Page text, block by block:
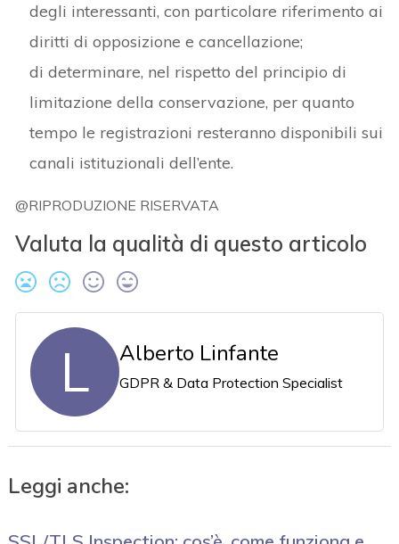
degli interessanti, con particolare riferimento ai
diritti di opposizione e cancellazione;
di determinare, nel rispetto del principio di
limitazione della conservazione, per quanto
tempo le registrazioni resteranno disponibili sui
canali istituzionali dell’ente.
@RIPRODUZIONE RISERVATA
Valuta la qualità di questo articolo
L Alberto Linfante
GDPR & Data Protection Specialist
Leggi anche: